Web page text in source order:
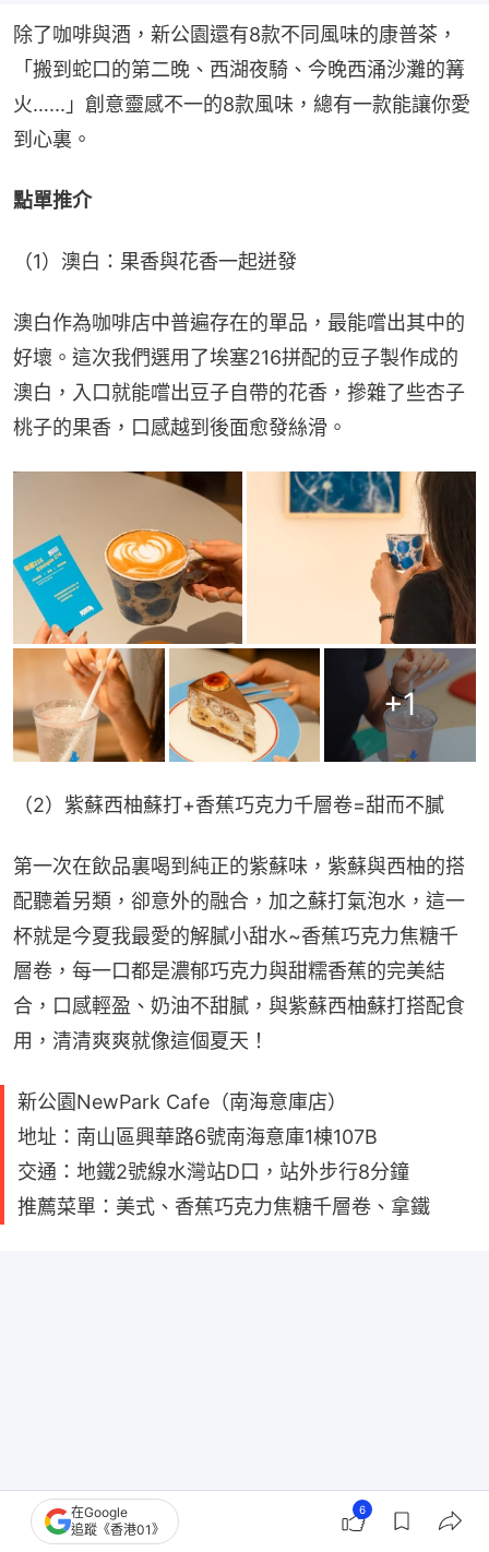
除了咖啡與酒，新公園還有8款不同風味的康普茶，
「搬到蛇口的第二晚、西湖夜騎、今晚西涌沙灘的篝
火…...」創意靈感不一的8款風味，總有一款能讓你愛
到心裏。
點單推介
（1）澳白：果香與花香一起迸發
澳白作為咖啡店中普遍存在的單品，最能嚐出其中的
好壞。這次我們選用了埃塞216拼配的豆子製作成的
澳白，入口就能嚐出豆子自帶的花香，摻雜了些杏子
桃子的果香，口感越到後面愈發絲滑。
+1
（2）紫蘇西柚蘇打+香蕉巧克力千層卷=甜而不膩
第一次在飲品裏喝到純正的紫蘇味，紫蘇與西柚的搭
配聽着另類，卻意外的融合，加之蘇打氣泡水，這一
杯就是今夏我最愛的解膩小甜水~香蕉巧克力焦糖千
層卷，每一口都是濃郁巧克力與甜糯香蕉的完美結
合，口感輕盈、奶油不甜膩，與紫蘇西柚蘇打搭配食
用，清清爽爽就像這個夏天！
新公園NewPark Cafe（南海意庫店）
地址：南山區興華路6號南海意庫1棟107B
交通：地鐵2號線水灣站D口，站外步行8分鐘
推薦菜單：美式、香蕉巧克力焦糖千層卷、拿鐵
在Google
追蹤《香港01》
6